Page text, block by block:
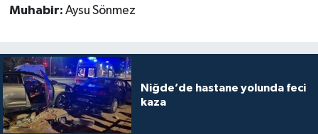
Muhabir: Aysu Sönmez
Niğde’de hastane yolunda feci
kaza